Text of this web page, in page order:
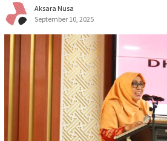
Aksara Nusa
September 10, 2025